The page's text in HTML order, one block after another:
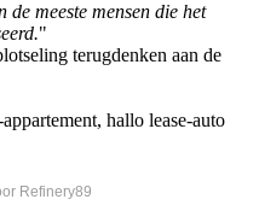
de meeste mensen die het
"
terugdenken aan de
hallo lease-auto
Refinery89